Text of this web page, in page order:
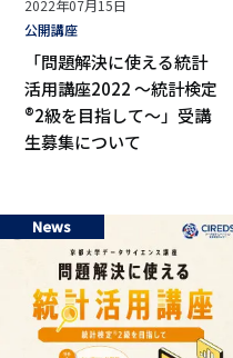
公
開
日
2022年07月15日
タ
グ
公開講座
「問題解決に使える統計
活用講座2022 ～統計検定
®2級を目指して～」受講
生募集について
News